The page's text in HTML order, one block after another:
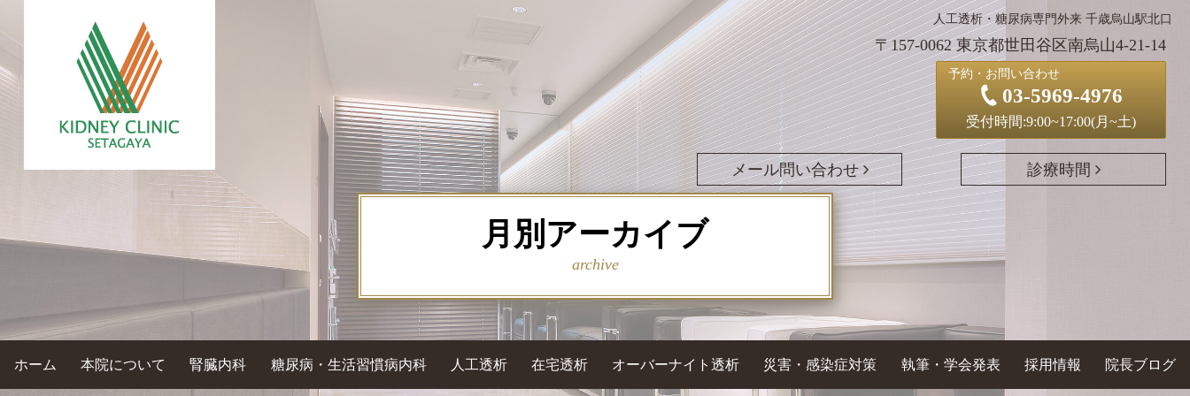
人工透析・糖尿病専門外来 千歳烏山駅北口
〒157-0062 東京都世田谷区南烏山4-21-14
予約・お問い合わせ
03-5969-4976
受付時間:9:00~17:00(月~土)
メール問い合わせ 診療時間
月別アーカイブ
archive
ホーム 本院について 腎臓内科 糖尿病・生活習慣病内科 人工透析 在宅透析 オーバーナイト透析 災害・感染症対策 執筆・学会発表 採用情報 院長ブログ